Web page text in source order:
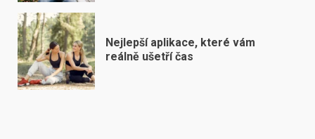
Nejlepší aplikace, které vám
reálně ušetří čas